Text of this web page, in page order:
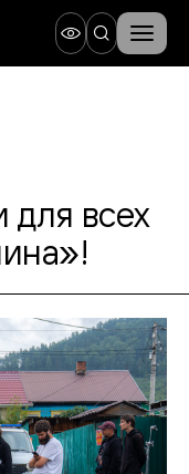
для всех